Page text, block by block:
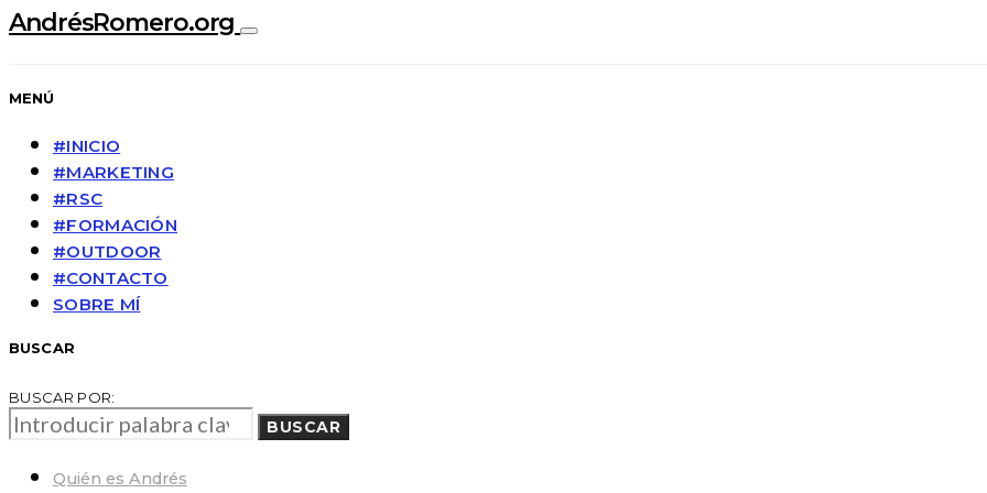
AndrésRomero.org
MENÚ
#INICIO
#MARKETING
#RSC
#FORMACIÓN
#OUTDOOR
#CONTACTO
SOBRE MÍ
BUSCAR
BUSCAR POR:
BUSCAR
Quién es Andrés